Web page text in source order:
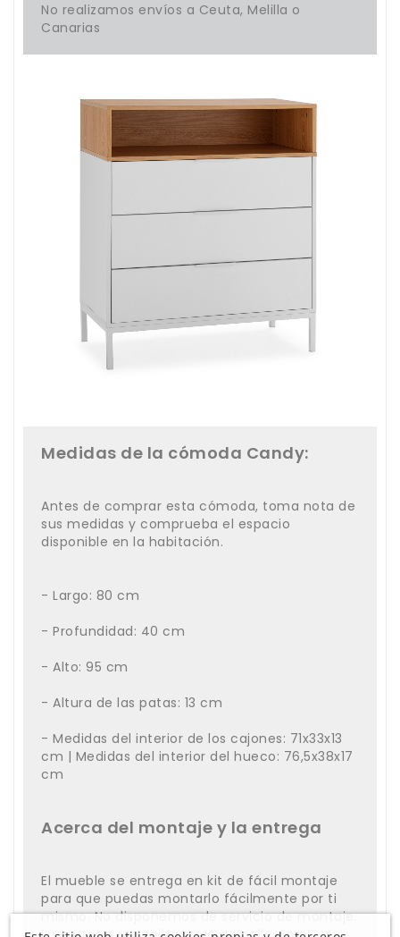
No realizamos envíos a Ceuta, Melilla o
Canarias
Medidas de la cómoda Candy:
Antes de comprar esta cómoda, toma nota de
sus medidas y comprueba el espacio
disponible en la habitación.
- Largo: 80 cm
- Profundidad: 40 cm
- Alto: 95 cm
- Altura de las patas: 13 cm
- Medidas del interior de los cajones: 71x33x13
cm | Medidas del interior del hueco: 76,5x38x17
cm
Acerca del montaje y la entrega
El mueble se entrega en kit de fácil montaje
para que puedas montarlo fácilmente por ti
mismo. No disponemos de servicio de montaje.